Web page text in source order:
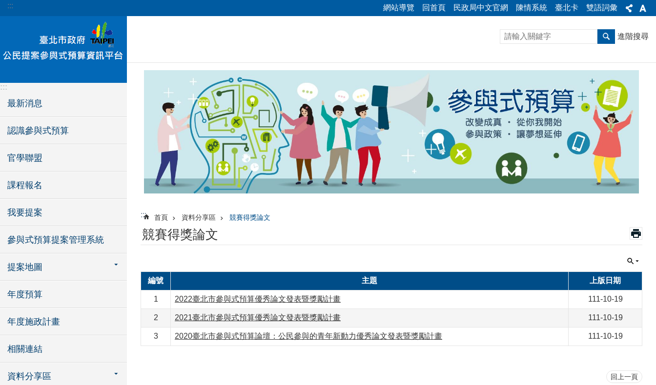
跳到主要內容區塊
::: 網站導覽 回首頁 民政局中文官網 陳情系統 臺北卡 雙語詞彙
:::
最新消息
認識參與式預算
官學聯盟
課程報名
我要提案
參與式預算提案管理系統
提案地圖
年度預算
年度施政計畫
相關連結
資料分享區
進階搜尋
::: 首頁 資料分享區 競賽得獎論文
競賽得獎論文
編號 主題 上版日期
1 2022臺北市參與式預算優秀論文發表暨獎勵計畫 111-10-19
2 2021臺北市參與式預算優秀論文發表暨獎勵計畫 111-10-19
3 2020臺北市參與式預算論壇：公民參與的青年新動力優秀論文發表暨獎勵計畫 111-10-19
回上一頁